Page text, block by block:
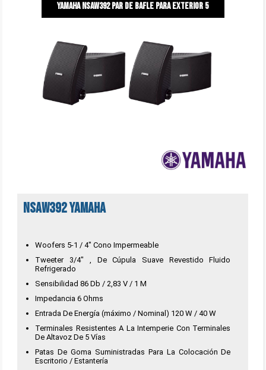
Yamaha NSAW392 Par de bafle para exterior 5
NSAW392 Yamaha
Woofers 5-1 / 4" Cono Impermeable
Tweeter 3/4" , De Cúpula Suave Revestido Fluido
Refrigerado
Sensibilidad 86 Db / 2,83 V / 1 M
Impedancia 6 Ohms
Entrada De Energía (máximo / Nominal) 120 W / 40 W
Terminales Resistentes A La Intemperie Con Terminales
De Altavoz De 5 Vías
Patas De Goma Suministradas Para La Colocación De
Escritorio / Estantería